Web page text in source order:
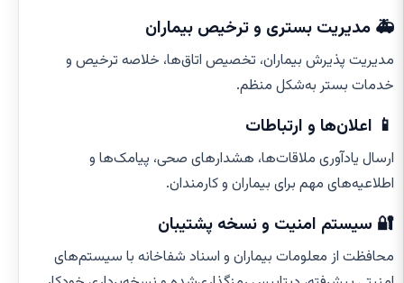
🚑 مدیریت بستری و ترخیص بیماران
مدیریت پذیرش بیماران، تخصیص اتاق‌ها، خلاصه ترخیص و
خدمات بستر به‌شکل منظم.
📱 اعلان‌ها و ارتباطات
ارسال یادآوری ملاقات‌ها، هشدارهای صحی، پیامک‌ها و
اطلاعیه‌های مهم برای بیماران و کارمندان.
🔐 سیستم امنیت و نسخه پشتیبان
محافظت از معلومات بیماران و اسناد شفاخانه با سیستم‌های